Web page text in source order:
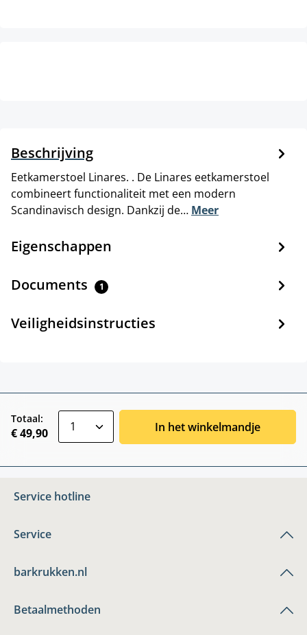
Beschrijving
Eetkamerstoel Linares. . De Linares eetkamerstoel
combineert functionaliteit met een modern
Scandinavisch design. Dankzij de… Meer
Eigenschappen
Documents 1
Veiligheidsinstructies
Totaal:
€ 49,90 In het winkelmandje
Service hotline
Service
barkrukken.nl
Betaalmethoden